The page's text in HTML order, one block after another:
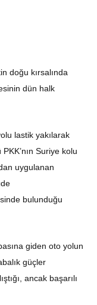
doğu kırsalında
dün halk
lastik yakılarak
Suriye kolu
uygulanan
bulunduğu
giden oto yolun
güçler
ancak başarılı